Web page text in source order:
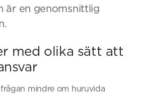
är en genomsnittlig
med olika sätt att
mindre om huruvida